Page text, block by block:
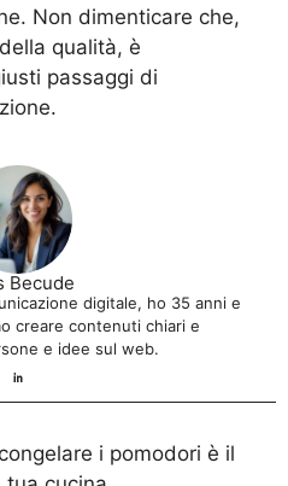
Non dimenticare che,
qualità, è
passaggi di
Becude
digitale, ho 35 anni e
creare contenuti chiari e
e idee sul web.
i pomodori è il